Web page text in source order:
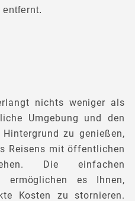
nichts weniger als
Umgebung und den
zu genießen,
Reisens mit öffentlichen
Die einfachen
ermöglichen es Ihnen,
Kosten zu stornieren.